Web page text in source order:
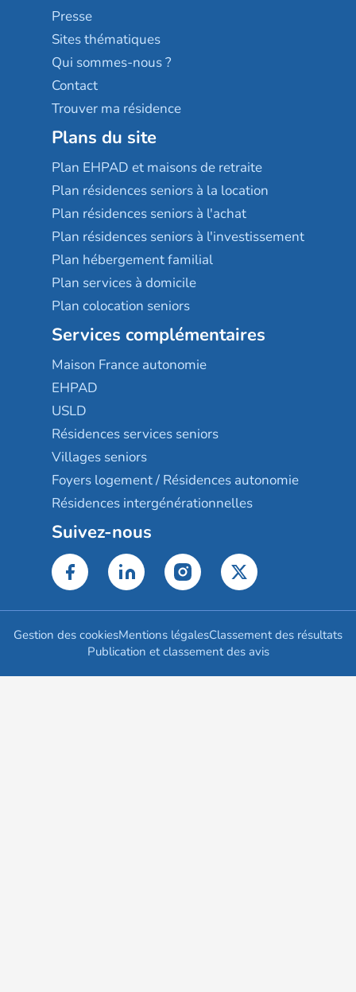
Sérénys
Résidences services Villa Médicis
Presse
Sites thématiques
Qui sommes-nous ?
Contact
Trouver ma résidence
Plans du site
Plan EHPAD et maisons de retraite
Plan résidences seniors à la location
Plan résidences seniors à l'achat
Plan résidences seniors à l'investissement
Plan hébergement familial
Plan services à domicile
Plan colocation seniors
Services complémentaires
Maison France autonomie
EHPAD
USLD
Résidences services seniors
Villages seniors
Foyers logement / Résidences autonomie
Résidences intergénérationnelles
Suivez-nous
Gestion des cookiesMentions légalesClassement des résultats
Publication et classement des avis